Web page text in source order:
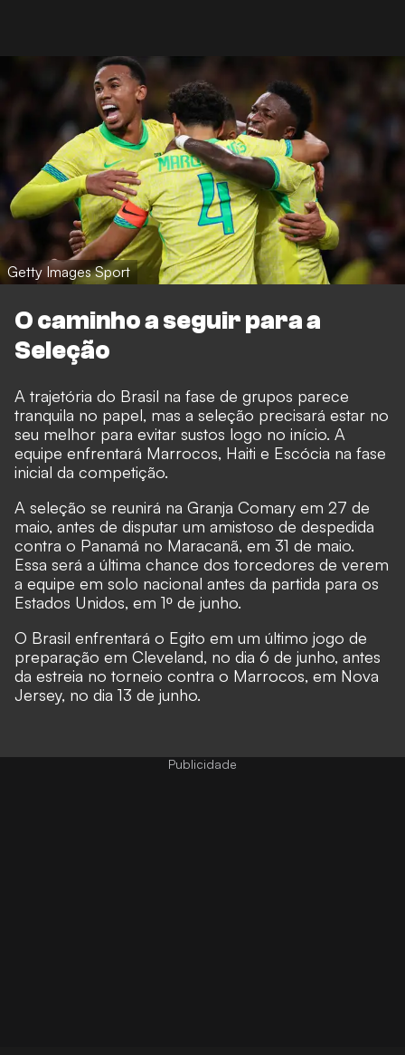
Getty Images Sport
O caminho a seguir para a
Seleção
A trajetória do Brasil na fase de grupos parece
tranquila no papel, mas a seleção precisará estar no
seu melhor para evitar sustos logo no início. A
equipe enfrentará Marrocos, Haiti e Escócia na fase
inicial da competição.
A seleção se reunirá na Granja Comary em 27 de
maio, antes de disputar um amistoso de despedida
contra o Panamá no Maracanã, em 31 de maio.
Essa será a última chance dos torcedores de verem
a equipe em solo nacional antes da partida para os
Estados Unidos, em 1º de junho.
O Brasil enfrentará o Egito em um último jogo de
preparação em Cleveland, no dia 6 de junho, antes
da estreia no torneio contra o Marrocos, em Nova
Jersey, no dia 13 de junho.